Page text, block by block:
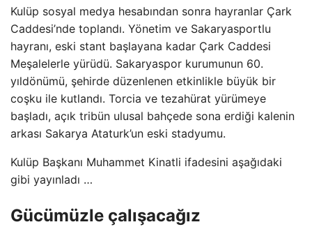
Kulüp sosyal medya hesabından sonra hayranlar Çark
Caddesi’nde toplandı. Yönetim ve Sakaryasportlu
hayranı, eski stant başlayana kadar Çark Caddesi
Meşalelerle yürüdü. Sakaryaspor kurumunun 60.
yıldönümü, şehirde düzenlenen etkinlikle büyük bir
coşku ile kutlandı. Torcia ve tezahürat yürümeye
başladı, açık tribün ulusal bahçede sona erdiği kalenin
arkası Sakarya Ataturk’un eski stadyumu.
Kulüp Başkanı Muhammet Kinatli ifadesini aşağıdaki
gibi yayınladı …
Gücümüzle çalışacağız